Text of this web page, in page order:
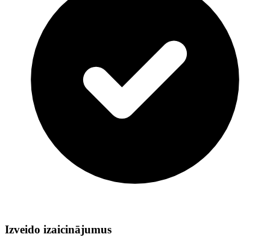
Izveido izaicinājumus